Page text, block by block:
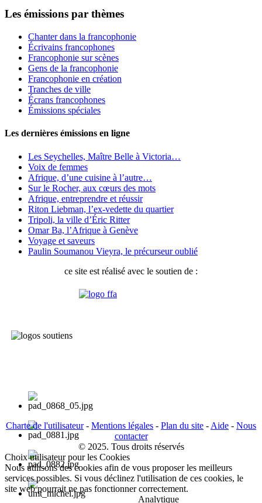
Les émissions par thèmes
Chanter dans la francophonie
Écrivains francophones
Francophonie sur scènes
Gens de la francophonie
Francophonie en création
Tranches de ville
Écrans francophones
Émissions spéciales
Les dernières émissions en ligne
Les Seychelles, Maître Belle à Victoria…
Voix de femmes
Afrique, d’une cuisine à l’autre…
Sur le Rocher, aux cœurs des mots
Afrique, entreprendre et réussir
Riton Liebman, l’ex-vedette du quartier
Tripoli, la ville d’Éric Ritter
Omar Ba, l’Afrique à Genève
Voyage et saveurs
Paulin Soumanou Vieyra, le précurseur oublié
ce site est réalisé avec le soutien de :
Charte de l'utilisateur- Mentions légales - Plan du site - Aide - Nous
contacter
© 2025. Tous droits réservés
Choix utilisateur pour les Cookies
Nous utilisons des cookies afin de vous proposer les meilleurs
services possibles. Si vous déclinez l'utilisation de ces cookies, le
site web pourrait ne pas fonctionner correctement.
Analytique